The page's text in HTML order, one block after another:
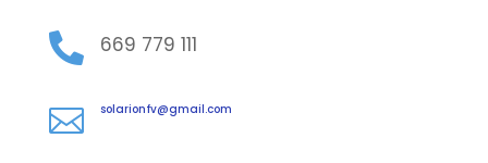
 669 779 111
 solarionfv@gmail.com